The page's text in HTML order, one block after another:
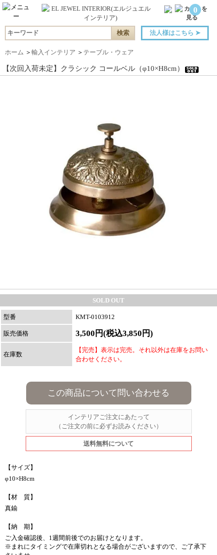
0
法人様はこちら ➤
ホーム ＞ 輸入インテリア ＞ テーブル・ウェア
【次回入荷未定】クラシック コールベル（φ10×H8cm）
SOLD OUT
型番 KMT-0103912
販売価格 3,500円(税込3,850円)
在庫数
【完売】表示は完売。それ以外は在庫をお問い
合わせください。
この商品について問い合わせる
インテリアご注文にあたって
（ご注文の前に必ずお読みください）
送料無料について
【サイズ】
φ10×H8cm
【材 質】
真鍮
【納 期】
ご入金確認後、1週間前後でのお届けとなります。
※まれにタイミングで在庫切れとなる場合がございますので、ご了承下